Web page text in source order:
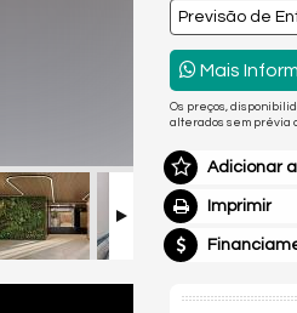
Previsão de
Mais
Os preços,
alterados sem prévia
Adicionar
Imprimir